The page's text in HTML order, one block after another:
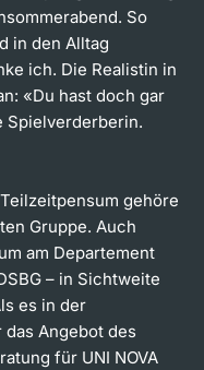
So
in den Alltag
ich. Die Realistin in
«Du hast doch gar
Spielverderberin.
gehöre
Gruppe. Auch
am Departement
– in Sichtweite
es in der
Angebot des
für UNI NOVA